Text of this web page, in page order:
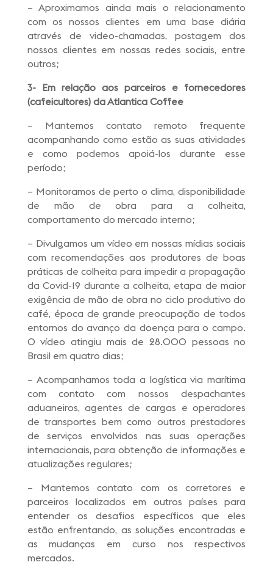
– Aproximamos ainda mais o relacionamento
com os nossos clientes em uma base diária
através de video-chamadas, postagem dos
nossos clientes em nossas redes sociais, entre
outros;
3- Em relação aos parceiros e fornecedores
(cafeicultores) da Atlantica Coffee
– Mantemos contato remoto frequente
acompanhando como estão as suas atividades
e como podemos apoiá-los durante esse
período;
– Monitoramos de perto o clima, disponibilidade
de mão de obra para a colheita,
comportamento do mercado interno;
– Divulgamos um vídeo em nossas mídias sociais
com recomendações aos produtores de boas
práticas de colheita para impedir a propagação
da Covid-19 durante a colheita, etapa de maior
exigência de mão de obra no ciclo produtivo do
café, época de grande preocupação de todos
entornos do avanço da doença para o campo.
O vídeo atingiu mais de 28.000 pessoas no
Brasil em quatro dias;
– Acompanhamos toda a logística via marítima
com contato com nossos despachantes
aduaneiros, agentes de cargas e operadores
de transportes bem como outros prestadores
de serviços envolvidos nas suas operações
internacionais, para obtenção de informações e
atualizações regulares;
– Mantemos contato com os corretores e
parceiros localizados em outros países para
entender os desafios específicos que eles
estão enfrentando, as soluções encontradas e
as mudanças em curso nos respectivos
mercados.